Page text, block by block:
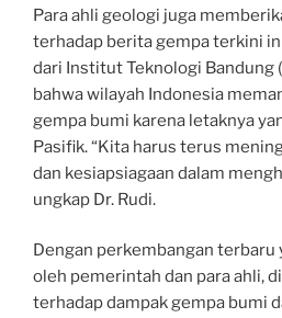
Para ahli geologi juga
terhadap berita gempa terkini
dari Institut Teknologi Bandung
bahwa wilayah Indonesia
gempa bumi karena letaknya
Pasifik. “Kita harus terus
dan kesiapsiagaan dalam
ungkap Dr. Rudi.
Dengan perkembangan terbaru
oleh pemerintah dan para ahli,
terhadap dampak gempa bumi